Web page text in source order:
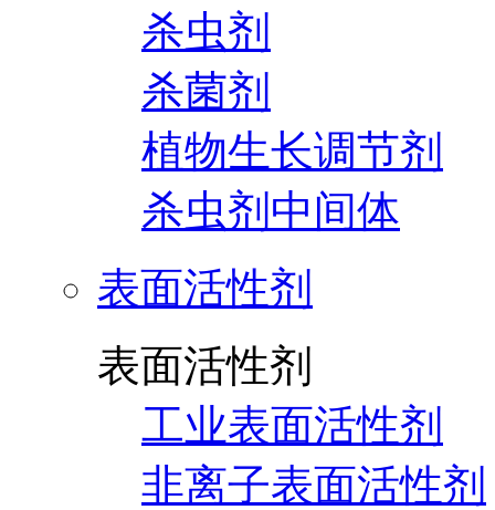
杀虫剂
杀菌剂
植物生长调节剂
杀虫剂中间体
表面活性剂
表面活性剂
工业表面活性剂
非离子表面活性剂